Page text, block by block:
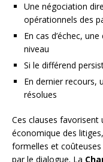
Une négociation
opérationnels des
En cas d’échec,
niveau
Si le différend
En dernier recours,
résolues
Ces clauses
économique des
formelles et
par le dialogue. La